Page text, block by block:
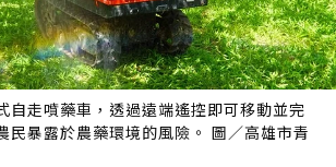
自走噴藥車，透過遠端遙控即可移動並完
民暴露於農藥環境的風險。 圖／高雄市青